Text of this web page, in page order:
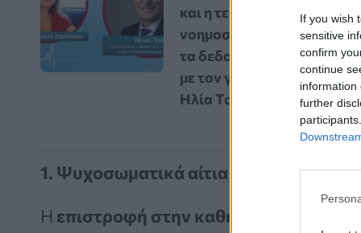
If you wish
sensitive
confirm
continue
information
further
και η τεχνητή
νοημοσύνη αλλάζουν
τα δεδομένα – Vidcast
με τον γυναικολόγο
Ηλία Τσάκο
1. Ψυχοσωματικά αίτια
Η επιστροφή στην καθημερινότητα